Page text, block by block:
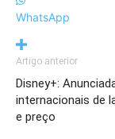
WhatsApp
Artigo anterior
Disney+:
internacionais de
e preço